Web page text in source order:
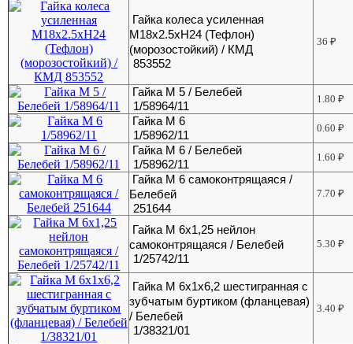
Гайка колеса усиленная
М18х2.5хH24 (Тефлон)
(морозостойкий) / КМД
853552
36₽
Гайка М 5 / Белебей
1/58964/11
1.80₽
Гайка М 6
1/58962/11
0.60₽
Гайка М 6 / Белебей
1/58962/11
1.60₽
Гайка М 6 самоконтрящаяся /
Белебей
251644
7.70₽
Гайка М 6х1,25 нейлон
самоконтрящаяся / Белебей
1/25742/11
5.30₽
Гайка М 6х1х6,2 шестигранная с
зубчатым буртиком (фланцевая)
/ Белебей
1/38321/01
3.40₽